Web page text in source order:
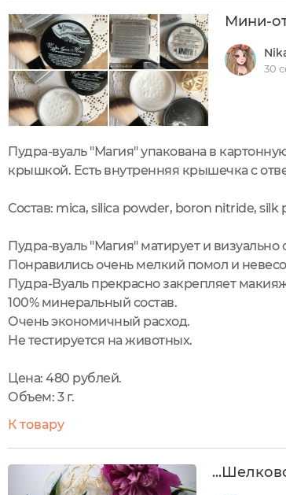
Мини-
30
Пудра-вуаль "Магия" упакована в
крышкой. Есть внутренняя крышечка с
Состав: mica, silica powder, boron nitride, silk
Пудра-вуаль "Магия" матирует и
Понравились очень мелкий помол и
Пудра-Вуаль прекрасно закрепляет
100% минеральный состав.
Очень экономичный расход.
Не тестируется на животных.
Цена: 480 рублей.
Объем: 3 г.
К товару